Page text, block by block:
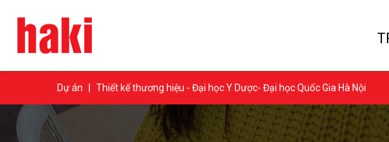
Dự án Thiết kế thương hiệu - Đại học Y Dược- Đại học Quốc Gia Hà Nội